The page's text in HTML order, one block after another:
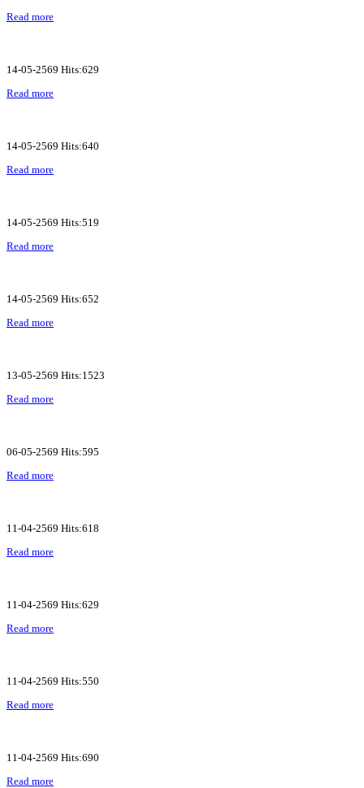
Read more
14-05-2569 Hits:629
Read more
14-05-2569 Hits:640
Read more
14-05-2569 Hits:519
Read more
14-05-2569 Hits:652
Read more
13-05-2569 Hits:1523
Read more
06-05-2569 Hits:595
Read more
11-04-2569 Hits:618
Read more
11-04-2569 Hits:629
Read more
11-04-2569 Hits:550
Read more
11-04-2569 Hits:690
Read more